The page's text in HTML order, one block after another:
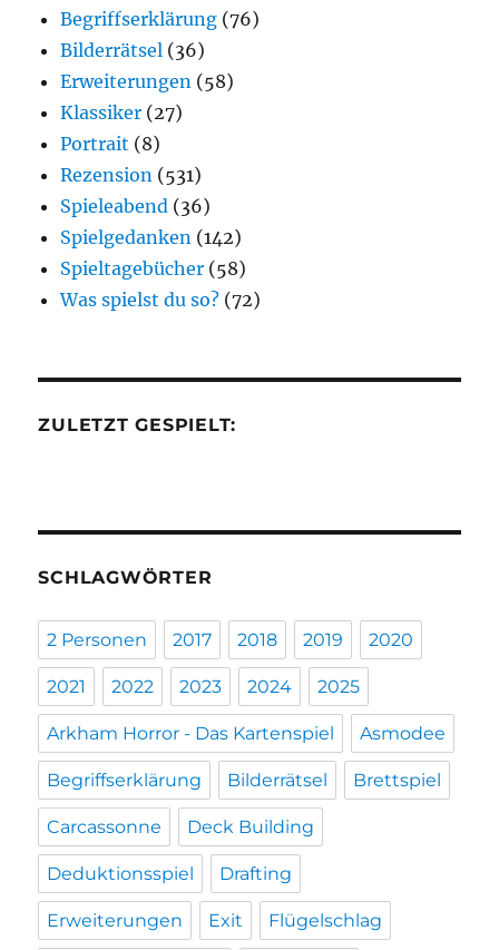
Begriffserklärung (76)
Bilderrätsel (36)
Erweiterungen (58)
Klassiker (27)
Portrait (8)
Rezension (531)
Spieleabend (36)
Spielgedanken (142)
Spieltagebücher (58)
Was spielst du so? (72)
ZULETZT GESPIELT:
SCHLAGWÖRTER
2 Personen 2017 2018 2019 2020
2021 2022 2023 2024 2025
Arkham Horror - Das Kartenspiel Asmodee
Begriffserklärung Bilderrätsel Brettspiel
Carcassonne Deck Building
Deduktionsspiel Drafting
Erweiterungen Exit Flügelschlag